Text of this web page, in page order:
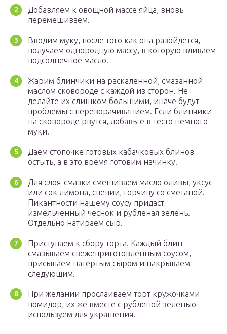
Добавляем к овощной массе яйца, вновь
перемешиваем.
Вводим муку, после того как она разойдется,
получаем однородную массу, в которую вливаем
подсолнечное масло.
Жарим блинчики на раскаленной, смазанной
маслом сковороде с каждой из сторон. Не
делайте их слишком большими, иначе будут
проблемы с переворачиванием. Если блинчики
на сковороде рвутся, добавьте в тесто немного
муки.
Даем стопочке готовых кабачковых блинов
остыть, а в это время готовим начинку.
Для слоя-смазки смешиваем масло оливы, уксус
или сок лимона, специи, горчицу со сметаной.
Пикантности нашему соусу придаст
измельченный чеснок и рубленая зелень.
Отдельно натираем сыр.
Приступаем к сбору торта. Каждый блин
смазываем свежеприготовленным соусом,
присыпаем натертым сыром и накрываем
следующим.
При желании прослаиваем торт кружочками
помидор, их же вместе с рубленой зеленью
используем для украшения.